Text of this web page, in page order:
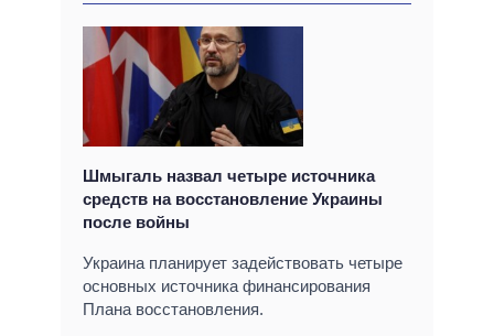
Шмыгаль назвал четыре источника
средств на восстановление Украины
после войны
Украина планирует задействовать четыре
основных источника финансирования
Плана восстановления.